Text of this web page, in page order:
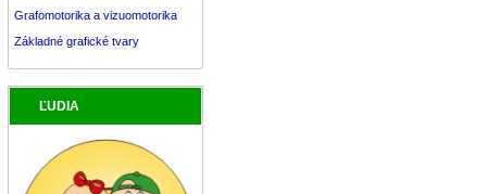
Grafomotorika a vizuomotorika
Základné grafické tvary
ĽUDIA